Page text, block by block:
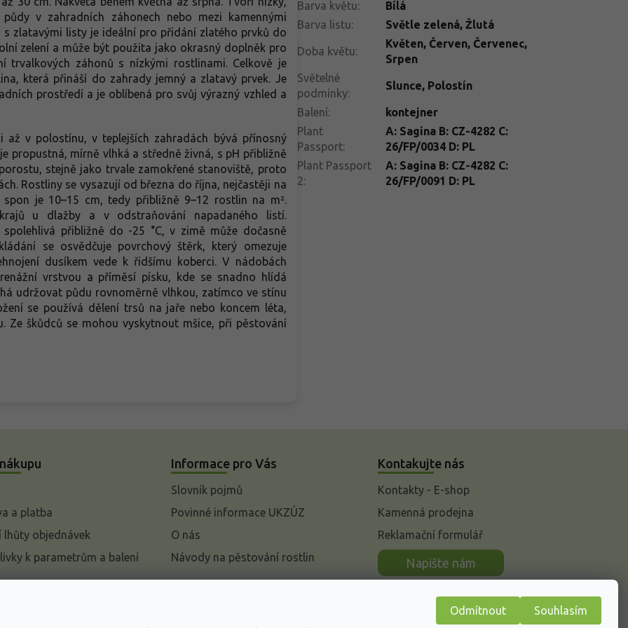
Odmítnout Souhlasím
v zahradních záhonech nebo mezi kamennými
zlatavými listy je ideální pro přidání zlatého prvků do
zelení a může být použita jako okrasný doplněk pro
trvalkových záhonů s nízkými rostlinami. Celkově je
která přináší do zahrady jemný a zlatavý prvek. Je
prostředí a je oblíbená pro svůj výrazný vzhled a
až v polostínu, v teplejších zahradách bývá přínosný
propustná, mírně vlhká a středně živná, s pH přibližně
stejně jako trvale zamokřené stanoviště, proto
Rostliny se vysazují od března do října, nejčastěji na
je 10–15 cm, tedy přibližně 9–12 rostlin na m².
u dlažby a v odstraňování napadaného listí.
přibližně do -25 °C, v zimě může dočasně
se osvědčuje povrchový štěrk, který omezuje
dusíkem vede k řidšímu koberci. V nádobách
vrstvou a příměsí písku, kde se snadno hlídá
udržovat půdu rovnoměrně vlhkou, zatímco ve stínu
se používá dělení trsů na jaře nebo koncem léta,
Ze škůdců se mohou vyskytnout mšice, při pěstování
Barva květu:
Bílá
Barva listu: Světle zelená, Žlutá
Doba květu:
Květen, Červen, Červenec,
Srpen
Světelné
podmínky:
Slunce, Polostín
Balení:
kontejner
Plant
Passport:
A: Sagina B: CZ-4282 C:
26/FP/0034 D: PL
Plant Passport
2:
A: Sagina B: CZ-4282 C:
26/FP/0091 D: PL
a platba
lhůty objednávek
k parametrům a balení
Informace pro Vás
Slovník pojmů
Povinné informace UKZÚZ
O nás
Návody na pěstování rostlin
Kontakujte nás
Kontakty - E-shop
Kamenná prodejna
Reklamační formulář
Napište nám